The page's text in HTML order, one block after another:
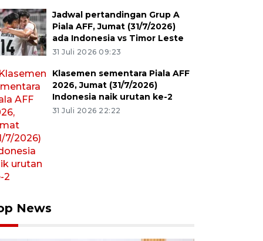
Jadwal pertandingan Grup A
Piala AFF, Jumat (31/7/2026)
ada Indonesia vs Timor Leste
31 Juli 2026 09:23
Klasemen sementara Piala AFF
2026, Jumat (31/7/2026)
Indonesia naik urutan ke-2
31 Juli 2026 22:22
News